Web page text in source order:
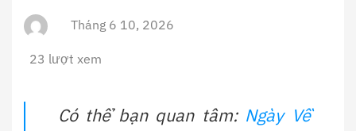
Tháng 6 10, 2026
23 lượt xem
Có thể bạn quan tâm: Ngày Về